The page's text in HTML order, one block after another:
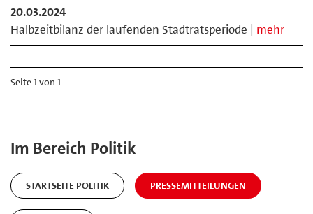
20.03.2024
Halbzeitbilanz der laufenden Stadtratsperiode | mehr
Seite 1 von 1
Im Bereich Politik
STARTSEITE POLITIK PRESSEMITTEILUNGEN